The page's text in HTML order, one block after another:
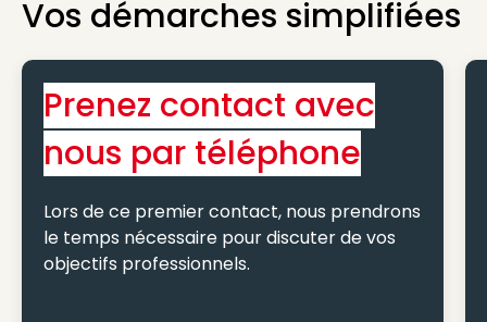
Vos démarches simplifiées
Prenez contact avec
nous par téléphone
Lors de ce premier contact, nous prendrons
le temps nécessaire pour discuter de vos
objectifs professionnels.